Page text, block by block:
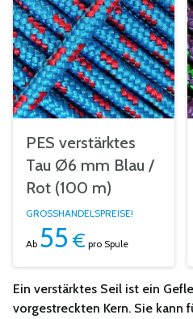
Ein verstärktes Seil ist ein
vorgestreckten Kern. Sie kann
PES verstärktes
Tau Ø6 mm Blau /
Rot (100 m)
GROSSHANDELSPREISE!
Ab 55 € pro Spule